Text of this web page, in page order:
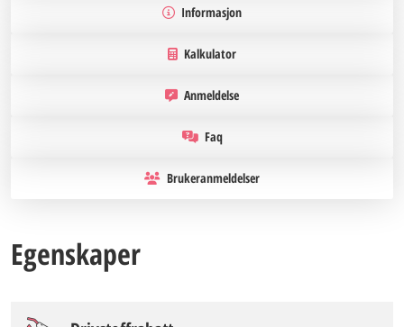
Informasjon
Kalkulator
Anmeldelse
Faq
Brukeranmeldelser
Egenskaper